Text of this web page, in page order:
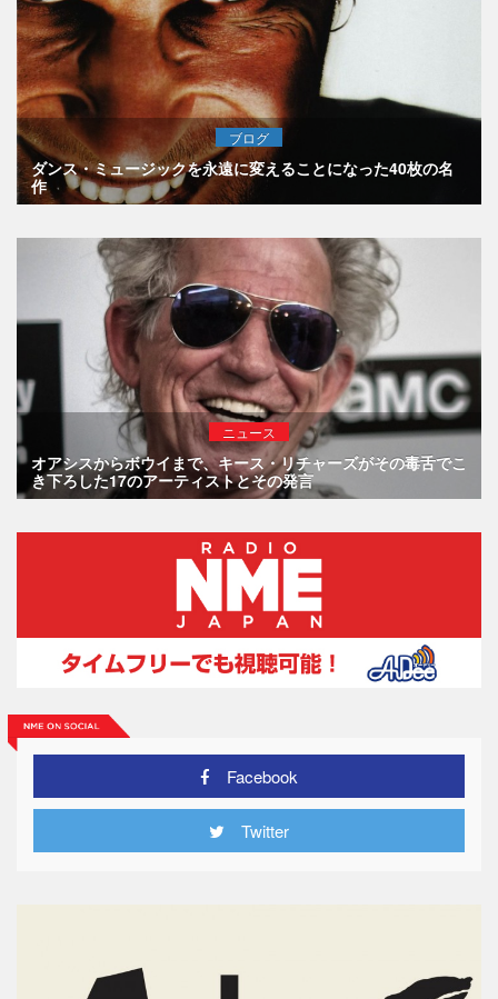
ブログ
ダンス・ミュージックを永遠に変えることになった40枚の名
作
ニュース
オアシスからボウイまで、キース・リチャーズがその毒舌でこ
き下ろした17のアーティストとその発言
Facebook
Twitter